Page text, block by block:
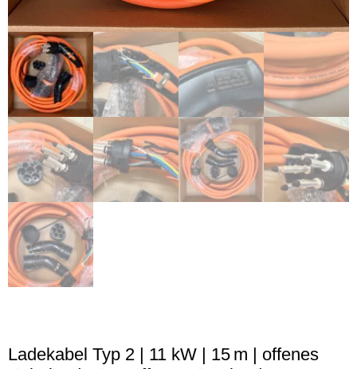
Ladekabel Typ 2 | 11 kW | 15 m | offenes